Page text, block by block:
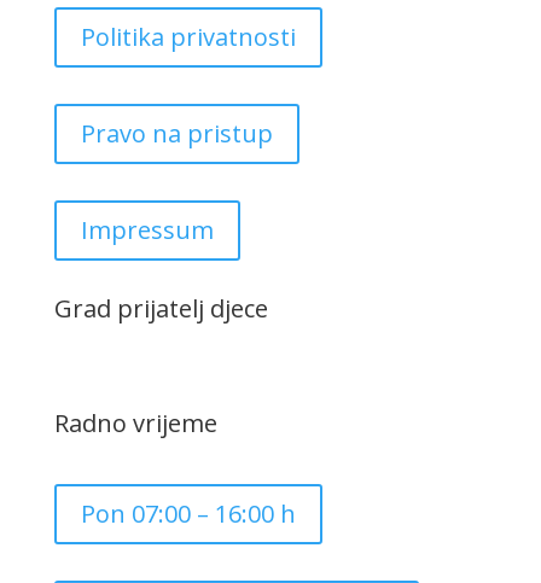
Politika privatnosti
Pravo na pristup
Impressum
Grad prijatelj djece
Radno vrijeme
Pon 07:00 – 16:00 h